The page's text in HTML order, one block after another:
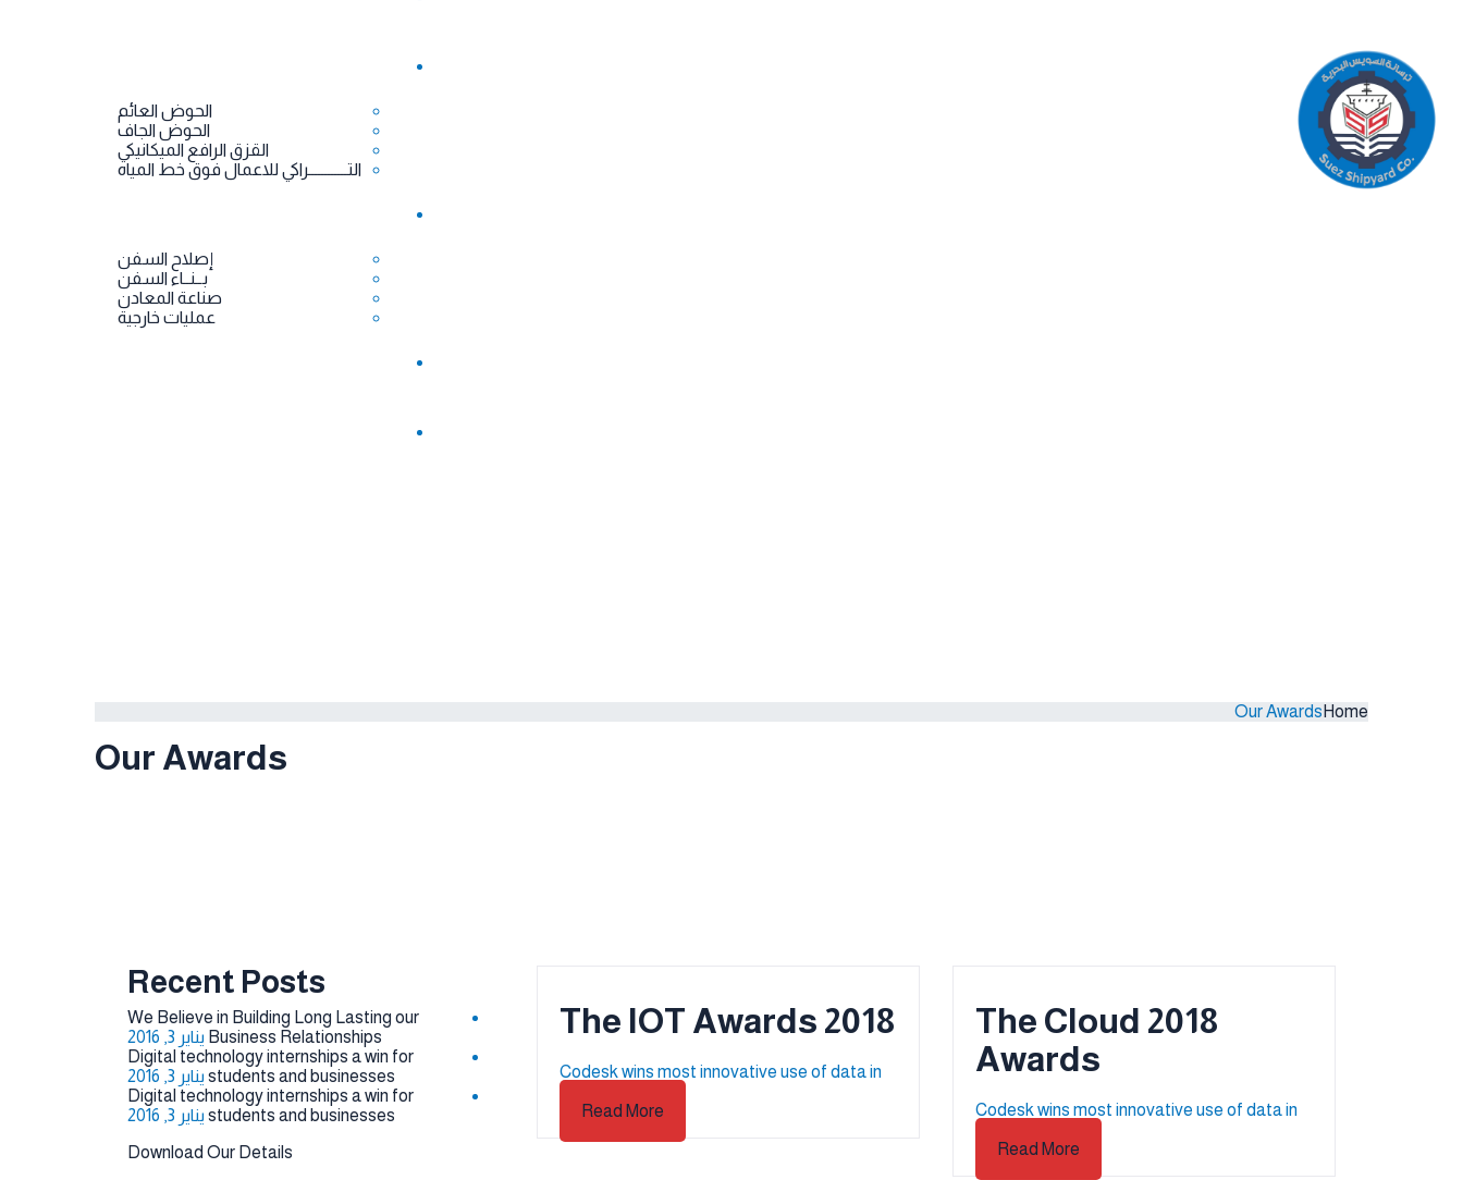
الحوض العائم
الحوض الجاف
القزق الرافع الميكانيكي
التــــــــــــراكي للاعمال فوق خط المياه
إصلاح السفن
بــنــاء السفن
صناعة المعادن
عمليات خارجية
Home
Our Awards
Our Awards
2018 The Cloud
Awards
Codesk wins most innovative use of data in
Read More
2018 The IOT Awards
Codesk wins most innovative use of data in
Read More
Recent Posts
We Believe in Building Long Lasting our
Business Relationships يناير 3, 2016
Digital technology internships a win for
students and businesses يناير 3, 2016
Digital technology internships a win for
students and businesses يناير 3, 2016
Download Our Details